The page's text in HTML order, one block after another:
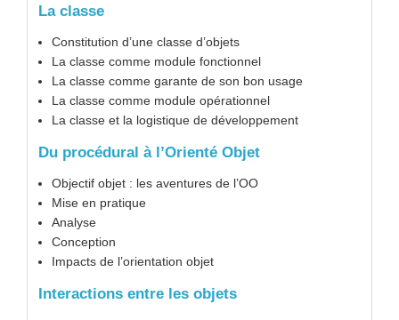
La classe
Constitution d’une classe d’objets
La classe comme module fonctionnel
La classe comme garante de son bon usage
La classe comme module opérationnel
La classe et la logistique de développement
Du procédural à l’Orienté Objet
Objectif objet : les aventures de l’OO
Mise en pratique
Analyse
Conception
Impacts de l’orientation objet
Interactions entre les objets